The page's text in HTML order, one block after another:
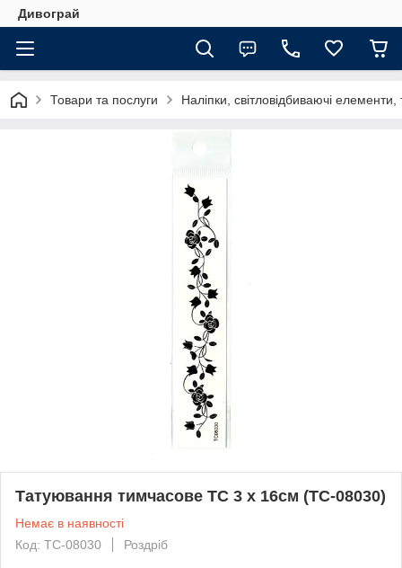
Дивограй
Товари та послуги Наліпки, світловідбиваючі
Татуювання тимчасове TC 3 х 16см (TC-08030)
Немає в наявності
Код: TC-08030
Роздріб